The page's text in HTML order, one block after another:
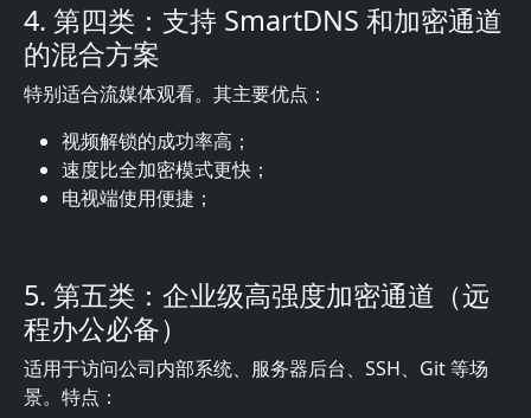
4. 第四类：支持 SmartDNS 和加密通道
的混合方案
特别适合流媒体观看。其主要优点：
视频解锁的成功率高；
速度比全加密模式更快；
电视端使用便捷；
5. 第五类：企业级高强度加密通道（远
程办公必备）
适用于访问公司内部系统、服务器后台、SSH、Git 等场
景。特点：